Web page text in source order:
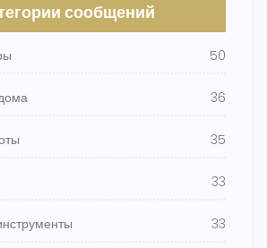
сообщений
50
36
35
33
33